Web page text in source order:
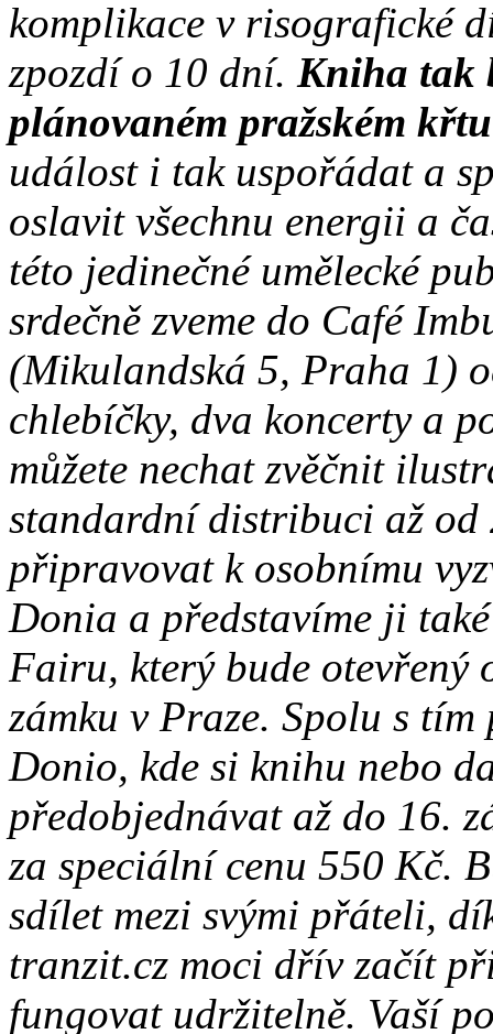
komplikace v risografické
zpozdí o 10 dní. Kniha tak
plánovaném pražském
událost i tak uspořádat a
oslavit všechnu energii a
této jedinečné umělecké
srdečně zveme do Café
(Mikulandská 5, Praha 1)
chlebíčky, dva koncerty a
můžete nechat zvěčnit
standardní distribuci až
připravovat k osobnímu
Donia a představíme ji
Fairu, který bude otevřený
zámku v Praze. Spolu s
Donio, kde si knihu nebo
předobjednávat až do 16.
za speciální cenu 550 Kč.
sdílet mezi svými přáteli,
tranzit.cz moci dřív začít
fungovat udržitelně. Vaší